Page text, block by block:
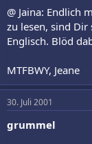
@ Jaina: Endlich
zu lesen, sind Dir
Englisch. Blöd
MTFBWY, Jeane
30. Juli 2001
grummel